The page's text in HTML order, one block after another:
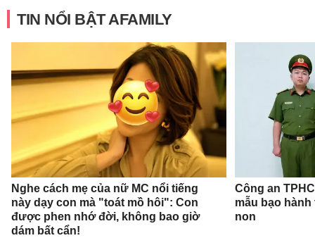
TIN NỔI BẬT AFAMILY
Nghe cách mẹ của nữ MC nổi tiếng
này dạy con mà "toát mồ hôi": Con
được phen nhớ đời, không bao giờ
dám bất cẩn!
Công an
mẫu bạo
non